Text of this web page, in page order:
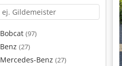
Bobcat (97)
Benz (27)
Mercedes-Benz (27)